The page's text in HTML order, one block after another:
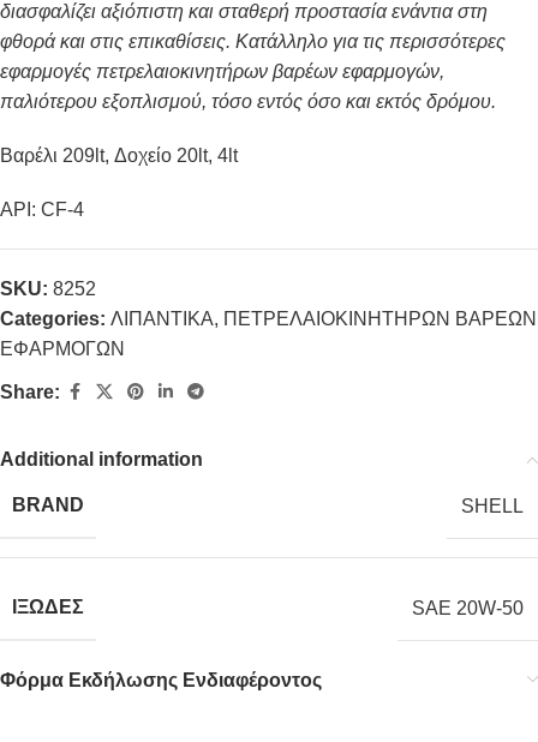
διασφαλίζει αξιόπιστη και σταθερή προστασία ενάντια στη
φθορά και στις επικαθίσεις. Κατάλληλο για τις περισσότερες
εφαρμογές πετρελαιοκινητήρων βαρέων εφαρμογών,
παλιότερου εξοπλισμού, τόσο εντός όσο και εκτός δρόμου.
Βαρέλι 209lt, Δοχείο 20lt, 4lt
API: CF-4
SKU: 8252
Categories: ΛΙΠΑΝΤΙΚΑ, ΠΕΤΡΕΛΑΙΟΚΙΝΗΤΗΡΩΝ ΒΑΡΕΩΝ
ΕΦΑΡΜΟΓΩΝ
Share:
Additional information
BRAND SHELL
ΙΞΩΔΕΣ SAE 20W-50
Φόρμα Εκδήλωσης Ενδιαφέροντος